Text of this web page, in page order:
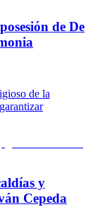
de De
de la
y
Cepeda